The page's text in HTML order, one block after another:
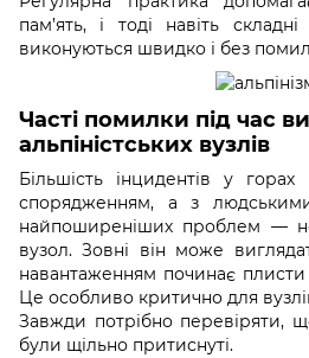
пам’ять, і тоді навіть
виконуються швидко і без
Часті помилки під час
альпіністських вузлів
Більшість інцидентів у
спорядженням, а з
найпоширеніших проблем —
вузол. Зовні він може
навантаженням починає
Це особливо критично для
Завжди потрібно перевіряти,
були щільно притиснуті.